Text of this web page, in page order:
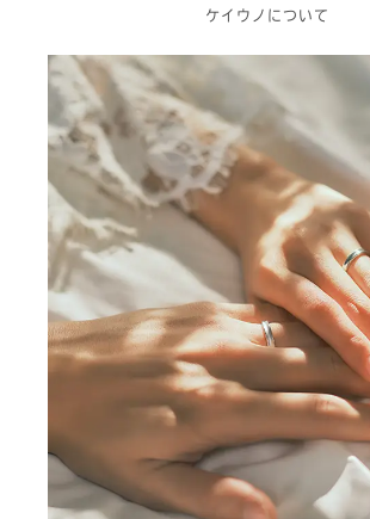
ケイウノについて